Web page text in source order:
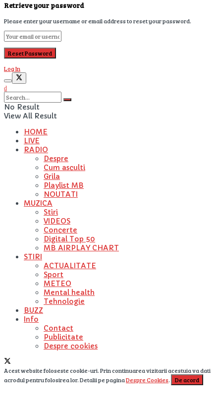
Retrieve your password
Please enter your username or email address to reset your password.
Log In
No Result
View All Result
HOME
LIVE
RADIO
Despre
Cum asculti
Grila
Playlist MB
NOUTATI
MUZICA
Stiri
VIDEOS
Concerte
Digital Top 50
MB AIRPLAY CHART
STIRI
ACTUALITATE
Sport
METEO
Mental health
Tehnologie
BUZZ
Info
Contact
Publicitate
Despre cookies
Acest website foloseste cookie-uri. Prin continuarea vizitarii acestuia va dati
acrodul pentru folosirea lor. Detalii pe paginaDespre Cookies. De acord